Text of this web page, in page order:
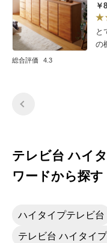
総合評価 4.3
￥
と
の
テレビ台 ハイ
ワードから探す
ハイタイプテレビ台
テレビ台 ハイタイ